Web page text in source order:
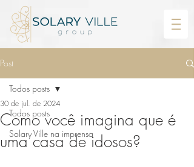
Post
Todos posts
Solary Ville na imprensa
Todos posts
Como você imagina que é
uma casa de idosos?
30 de jul. de 2024